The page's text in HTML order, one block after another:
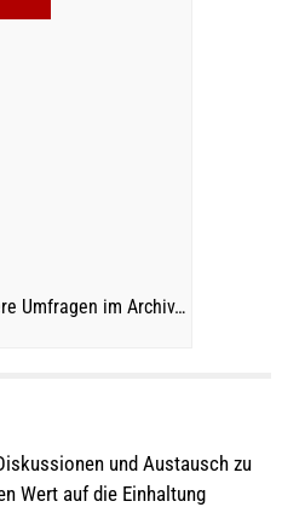
Umfragen im Archiv…
und Austausch zu
Wert auf die Einhaltung